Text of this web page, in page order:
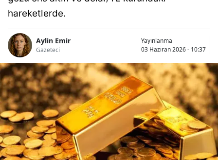
hareketlerde.
Aylin Emir
Gazeteci
Yayınlanma
03 Haziran 2026 - 10:37